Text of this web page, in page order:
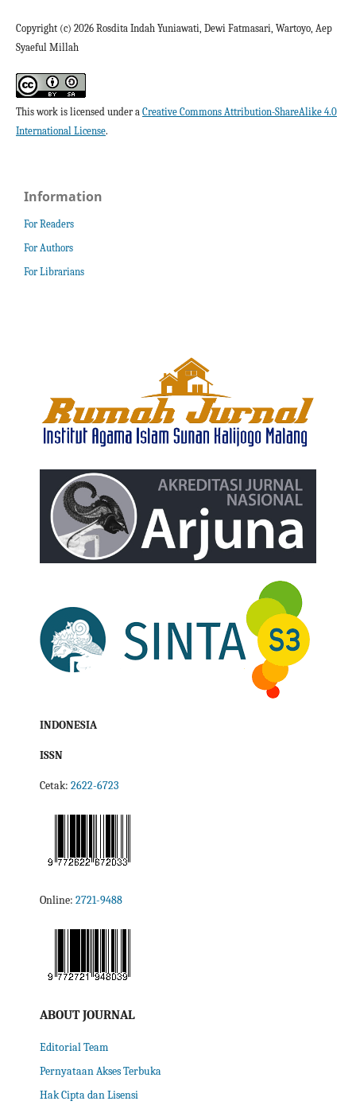
Copyright (c) 2026 Rosdita Indah Yuniawati, Dewi Fatmasari, Wartoyo, Aep
Syaeful Millah
This work is licensed under a Creative Commons Attribution-ShareAlike 4.0
International License.
Information
For Readers
For Authors
For Librarians
INDONESIA
ISSN
Cetak:2622-6723
Online:2721-9488
ABOUT JOURNAL
Editorial Team
Pernyataan Akses Terbuka
Hak Cipta dan Lisensi